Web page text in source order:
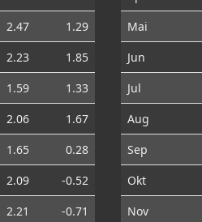
2.47
1.29
2.23
1.85
1.59
1.33
2.06
1.67
1.65
0.28
2.09
-0.52
2.21 -0.71
Mai
Jun
Jul
Aug
Sep
Okt
Nov